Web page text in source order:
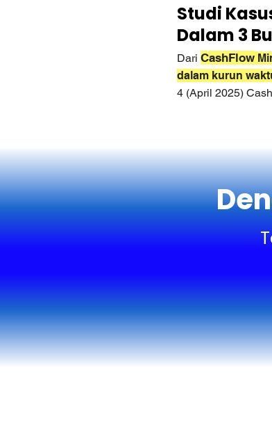
Studi
Dalam 3
Dari CashFlow
dalam kurun
4 (April 2025)